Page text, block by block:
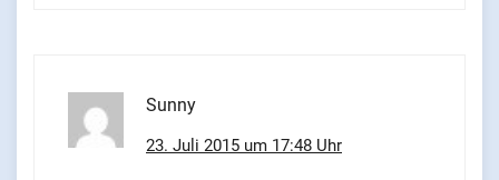
Sunny
23. Juli 2015 um 17:48 Uhr